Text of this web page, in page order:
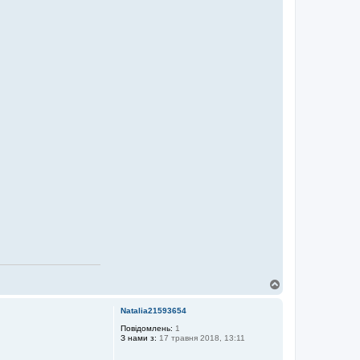
Natalia21593654
Повідомлень: 1
З нами з: 17 травня 2018, 13:11